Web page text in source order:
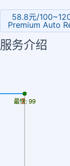
58.8元/
Premium Auto
服务介绍
最慢: 99
最快: 99